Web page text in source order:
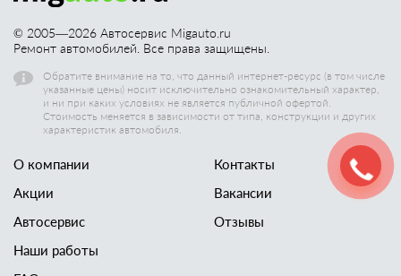
© 2005—2026 Автосервис Migauto.ru
Ремонт автомобилей. Все права защищены.
Обратите внимание на то, что данный интернет-ресурс (в том числе
указанные цены) носит исключительно ознакомительный характер,
и ни при каких условиях не является публичной офертой.
Стоимость меняется в зависимости от типа, конструкции и других
характеристик автомобиля.
О компании
Акции
Автосервис
Наши работы
Контакты
Вакансии
Отзывы